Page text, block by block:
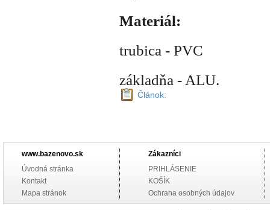
Materiál:
trubica - PVC
základňa - ALU.
Článok:
www.bazenovo.sk
Úvodná stránka
Kontakt
Mapa stránok
Zákazníci
PRIHLÁSENIE
KOŠÍK
Ochrana osobných údajov